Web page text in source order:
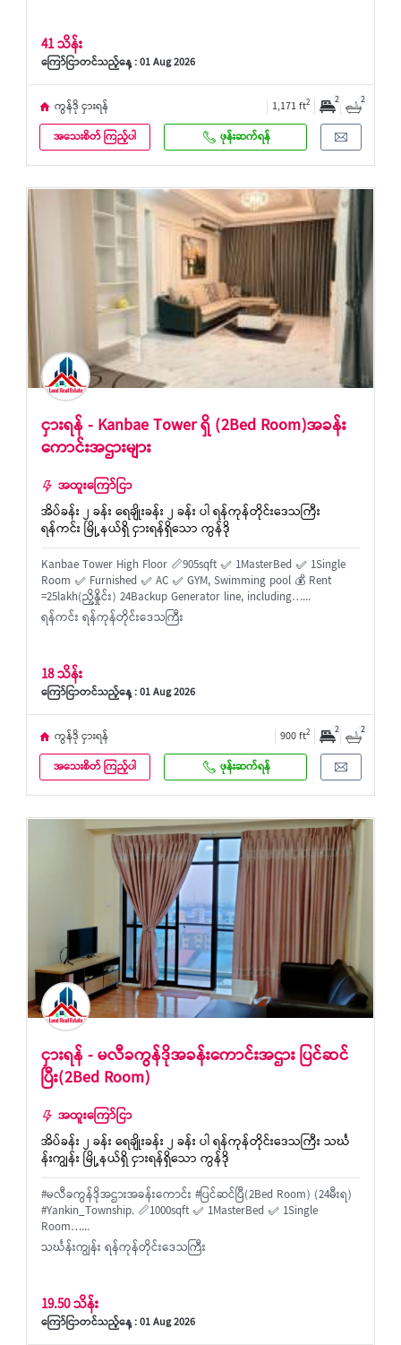
41 သိန်း
ကြော်ငြာတင်သည့်နေ့ : 01 Aug 2026
ကွန်ဒို ငှားရန် 1,171 ft2 2 2
အသေးစိတ် ကြည့်ပါ ဖုန်းဆက်ရန်
ငှားရန် - Kanbae Tower ရှိ (2Bed Room)အခန်း
ကောင်းအဌားများ
အထူးကြော်ငြာ
အိပ်ခန်း ၂ ခန်း ရေချိုးခန်း ၂ ခန်း ပါ ရန်ကုန်တိုင်းဒေသကြီး
ရန်ကင်း မြို့နယ်ရှိ ငှားရန်ရှိသော ကွန်ဒို
Kanbae Tower High Floor 📏905sqft ✅ 1MasterBed ✅ 1Single
Room ✅ Furnished ✅ AC ✅ GYM, Swimming pool 💰 Rent
=25lakh(ညှိ့နှိုင်း) 24Backup Generator line, including…...
ရန်ကင်း ရန်ကုန်တိုင်းဒေသကြီး
18 သိန်း
ကြော်ငြာတင်သည့်နေ့ : 01 Aug 2026
ကွန်ဒို ငှားရန် 900 ft2 2 2
အသေးစိတ် ကြည့်ပါ ဖုန်းဆက်ရန်
ငှားရန် - မလီခကွန်ဒိုအခန်းကောင်းအဌား ပြင်ဆင်
ပြီး(2Bed Room)
အထူးကြော်ငြာ
အိပ်ခန်း ၂ ခန်း ရေချိုးခန်း ၂ ခန်း ပါ ရန်ကုန်တိုင်းဒေသကြီး သင်္ဃ
န်းကျွန်း မြို့နယ်ရှိ ငှားရန်ရှိသော ကွန်ဒို
#မလီခကွန်ဒိုအဌားအခန်းကောင်း #ပြင်ဆင်ပြီ(2Bed Room) (24မီးရ)
#Yankin_Township. 📏1000sqft ✅ 1MasterBed ✅ 1Single
Room…...
သင်္ဃန်းကျွန်း ရန်ကုန်တိုင်းဒေသကြီး
19.50 သိန်း
ကြော်ငြာတင်သည့်နေ့ : 01 Aug 2026